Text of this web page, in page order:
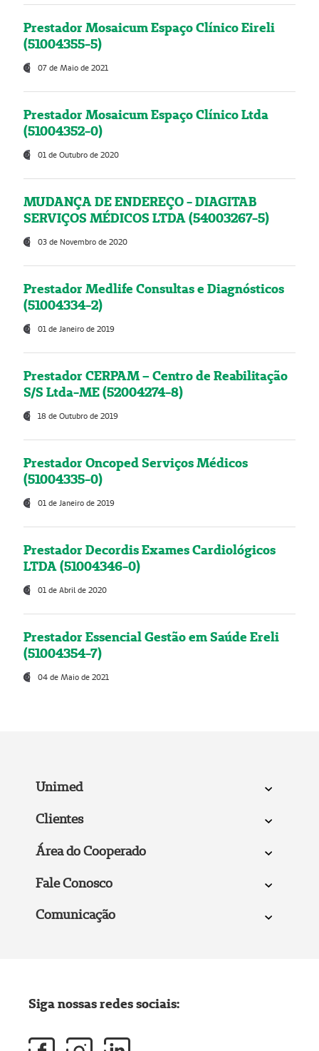
Prestador Mosaicum Espaço Clínico Eireli
(51004355-5)
07 de Maio de 2021
Prestador Mosaicum Espaço Clínico Ltda
(51004352-0)
01 de Outubro de 2020
MUDANÇA DE ENDEREÇO - DIAGITAB
SERVIÇOS MÉDICOS LTDA (54003267-5)
03 de Novembro de 2020
Prestador Medlife Consultas e Diagnósticos
(51004334-2)
01 de Janeiro de 2019
Prestador CERPAM – Centro de Reabilitação
S/S Ltda-ME (52004274-8)
18 de Outubro de 2019
Prestador Oncoped Serviços Médicos
(51004335-0)
01 de Janeiro de 2019
Prestador Decordis Exames Cardiológicos
LTDA (51004346-0)
01 de Abril de 2020
Prestador Essencial Gestão em Saúde Ereli
(51004354-7)
04 de Maio de 2021
Unimed
Clientes
Área do Cooperado
Fale Conosco
Comunicação
Siga nossas redes sociais: